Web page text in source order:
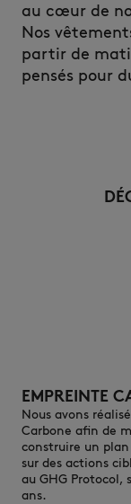
au cœur de
Nos
partir de
pensés pour
EMPREINTE
Nous avons
Carbone afin de
construire un
sur des actions
au GHG Protocol,
ans.